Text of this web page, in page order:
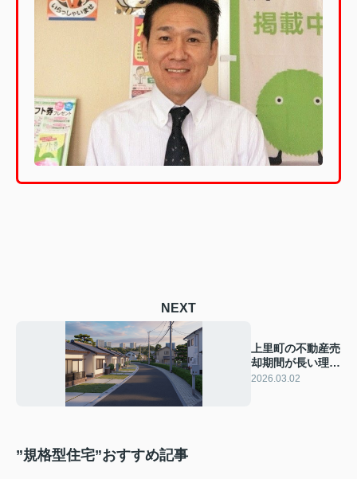
NEXT
上里町の不動産売
却期間が長い理由
は何か？長期間売
2026.03.02
”規格型住宅”おすすめ記事